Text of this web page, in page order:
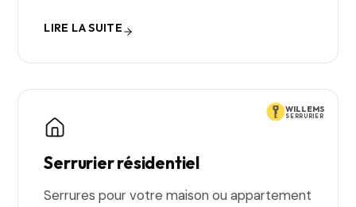
LIRE LA SUITE
WILLEMS
SERRURIER
Serrurier résidentiel
Serrures pour votre maison ou appartement